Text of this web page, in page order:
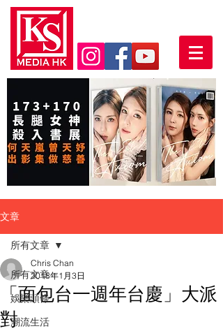
文章
所有文章
娛樂頭條
潮流生活
所有文章
「面包台一週年台慶」大派
對
Chris Chan
2018年1月3日